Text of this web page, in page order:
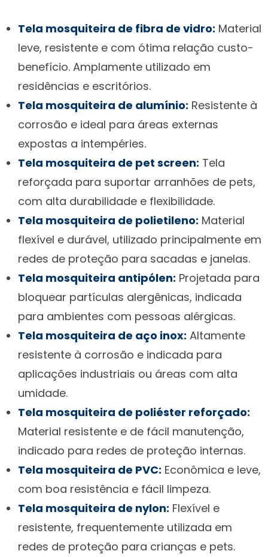
Tela mosquiteira de fibra de vidro: Material
leve, resistente e com ótima relação custo-
benefício. Amplamente utilizado em
residências e escritórios.
Tela mosquiteira de alumínio: Resistente à
corrosão e ideal para áreas externas
expostas a intempéries.
Tela mosquiteira de pet screen: Tela
reforçada para suportar arranhões de pets,
com alta durabilidade e flexibilidade.
Tela mosquiteira de polietileno: Material
flexível e durável, utilizado principalmente em
redes de proteção para sacadas e janelas.
Tela mosquiteira antipólen: Projetada para
bloquear partículas alergênicas, indicada
para ambientes com pessoas alérgicas.
Tela mosquiteira de aço inox: Altamente
resistente à corrosão e indicada para
aplicações industriais ou áreas com alta
umidade.
Tela mosquiteira de poliéster reforçado:
Material resistente e de fácil manutenção,
indicado para redes de proteção internas.
Tela mosquiteira de PVC: Econômica e leve,
com boa resistência e fácil limpeza.
Tela mosquiteira de nylon: Flexível e
resistente, frequentemente utilizada em
redes de proteção para crianças e pets.